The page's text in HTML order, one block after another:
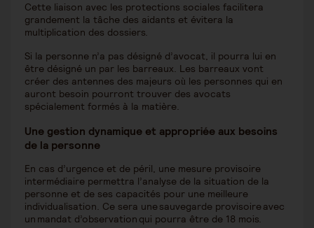
Cette liaison avec les protections sociales facilitera
grandement la tâche des aidants et évitera la
multiplication des dossiers.
Si la personne n’a pas désigné d’avocat, il pourra lui en
être désigné un par les barreaux. Les barreaux vont
créer des antennes des majeurs où les personnes qui en
auront besoin pourront trouver des avocats
spécialement formés à la matière.
Une gestion dynamique et appropriée aux besoins
de la personne
En cas d’urgence et de péril, une mesure provisoire
intermédiaire permettra l’analyse de la situation de la
personne et de ses capacités pour une meilleure
individualisation. Ce sera une sauvegarde provisoire avec
un mandat d’observation qui pourra être de 18 mois.